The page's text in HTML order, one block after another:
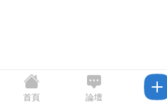
首頁 論壇